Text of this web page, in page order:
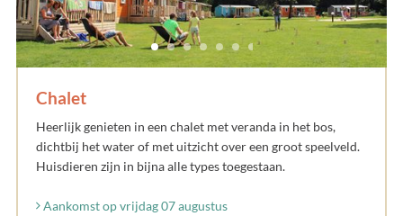
Chalet
Heerlijk genieten in een chalet met veranda in het bos,
dichtbij het water of met uitzicht over een groot speelveld.
Huisdieren zijn in bijna alle types toegestaan.
Aankomst op vrijdag 07 augustus